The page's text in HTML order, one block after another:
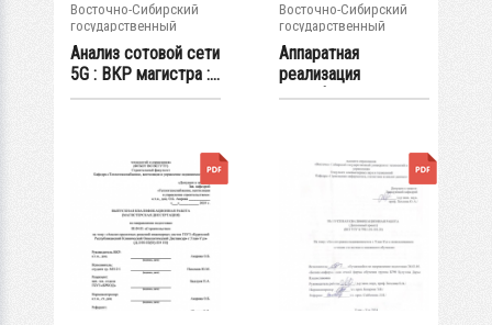
Восточно-Сибирский
государственный
университет...
Анализ сотовой сети
5G : ВКР магистра :...
Восточно-Сибирский
государственный
университет...
Аппаратная
реализация
интерфейса usb